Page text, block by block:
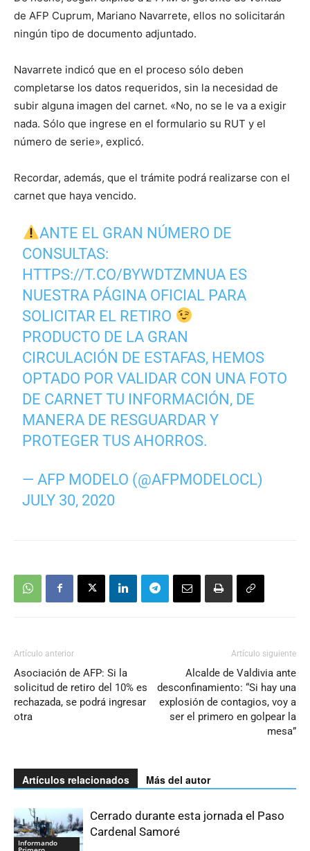
de AFP Cuprum, Mariano Navarrete, ellos no solicitarán
ningún tipo de documento adjuntado.
Navarrete indicó que en el proceso sólo deben
completarse los datos requeridos, sin la necesidad de
subir alguna imagen del carnet. «No, no se le va a exigir
nada. Sólo que ingrese en el formulario su RUT y el
número de serie», explicó.
Recordar, además, que el trámite podrá realizarse con el
carnet que haya vencido.
ANTE EL GRAN NÚMERO DE
CONSULTAS:
HTTPS://T.CO/BYWDTZMNUA ES
NUESTRA PÁGINA OFICIAL PARA
SOLICITAR EL RETIRO
PRODUCTO DE LA GRAN
CIRCULACIÓN DE ESTAFAS, HEMOS
OPTADO POR VALIDAR CON UNA FOTO
DE CARNET TU INFORMACIÓN, DE
MANERA DE RESGUARDAR Y
PROTEGER TUS AHORROS.
— AFP MODELO (@AFPMODELOCL)
JULY 30, 2020
Artículo anterior
Asociación de AFP: Si la
solicitud de retiro del 10% es
rechazada, se podrá ingresar
otra
Artículo siguiente
Alcalde de Valdivia ante
desconfinamiento: “Si hay una
explosión de contagios, voy a
ser el primero en golpear la
mesa”
Artículos relacionados Más del autor
Informando
Cerrado durante esta jornada el Paso
Cardenal Samoré